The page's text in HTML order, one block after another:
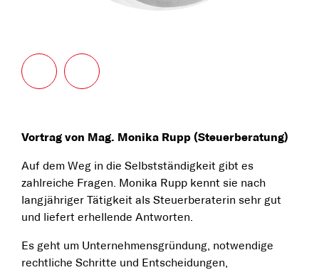
Vortrag von Mag. Monika Rupp (Steuerberatung)
Auf dem Weg in die Selbstständigkeit gibt es
zahlreiche Fragen. Monika Rupp kennt sie nach
langjähriger Tätigkeit als Steuerberaterin sehr gut
und liefert erhellende Antworten.
Es geht um Unternehmensgründung, notwendige
rechtliche Schritte und Entscheidungen,